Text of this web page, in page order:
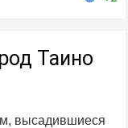
Таино
высадившиеся